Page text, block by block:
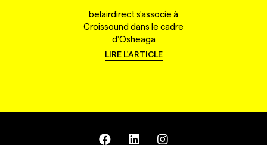
belairdirect s'associe à
Croissound dans le cadre
d'Osheaga
LIRE L'ARTICLE